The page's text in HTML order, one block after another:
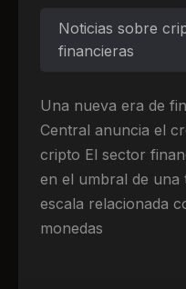
Noticias sobre
financieras
Una nueva era de
Central anuncia el
cripto El sector
en el umbral de
escala relacionada
monedas